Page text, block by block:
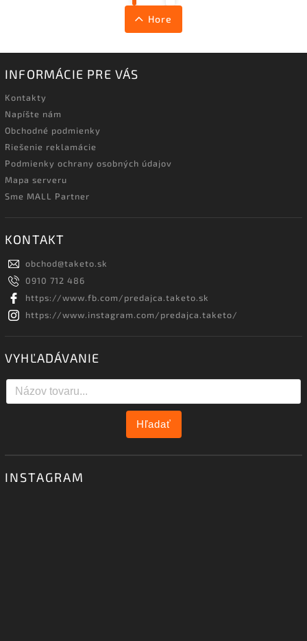
Hore
INFORMÁCIE PRE VÁS
Kontakty
Napíšte nám
Obchodné podmienky
Riešenie reklamácie
Podmienky ochrany osobných údajov
Mapa serveru
Sme MALL Partner
KONTAKT
obchod@taketo.sk
0910 712 486
https://www.fb.com/predajca.taketo.sk
https://www.instagram.com/predajca.taketo/
VYHĽADÁVANIE
Hľadať
INSTAGRAM